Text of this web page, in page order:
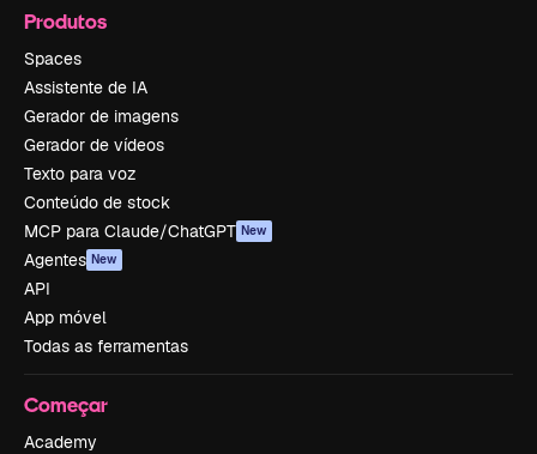
Produtos
Spaces
Assistente de IA
Gerador de imagens
Gerador de vídeos
Texto para voz
Conteúdo de stock
MCP para Claude/ChatGPT New
Agentes New
API
App móvel
Todas as ferramentas
Começar
Academy